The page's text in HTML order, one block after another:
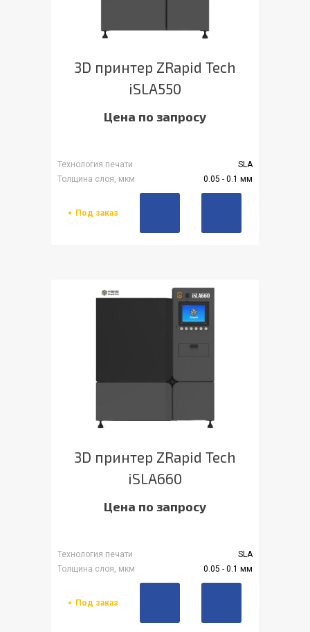
3D принтер ZRapid Tech
iSLA550
Цена по запросу
Технология печати
SLA
Толщина слоя, мкм
0.05 - 0.1 мм
Под заказ
3D принтер ZRapid Tech
iSLA660
Цена по запросу
Технология печати
SLA
Толщина слоя, мкм
0.05 - 0.1 мм
Под заказ